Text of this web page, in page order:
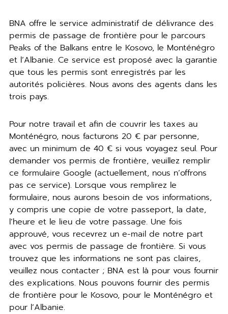
BNA offre le service administratif de délivrance des
permis de passage de frontière pour le parcours
Peaks of the Balkans entre le Kosovo, le Monténégro
et l’Albanie. Ce service est proposé avec la garantie
que tous les permis sont enregistrés par les
autorités policières. Nous avons des agents dans les
trois pays.
Pour notre travail et afin de couvrir les taxes au
Monténégro, nous facturons 20 € par personne,
avec un minimum de 40 € si vous voyagez seul. Pour
demander vos permis de frontière, veuillez remplir
ce formulaire Google (actuellement, nous n’offrons
pas ce service). Lorsque vous remplirez le
formulaire, nous aurons besoin de vos informations,
y compris une copie de votre passeport, la date,
l’heure et le lieu de votre passage. Une fois
approuvé, vous recevrez un e-mail de notre part
avec vos permis de passage de frontière. Si vous
trouvez que les informations ne sont pas claires,
veuillez nous contacter ; BNA est là pour vous fournir
des explications. Nous pouvons fournir des permis
de frontière pour le Kosovo, pour le Monténégro et
pour l’Albanie.